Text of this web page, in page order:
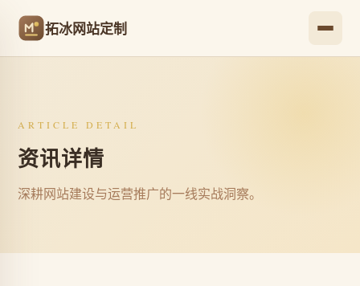
拓冰网站定制
ARTICLE DETAIL
资讯详情
深耕网站建设与运营推广的一线实战洞察。